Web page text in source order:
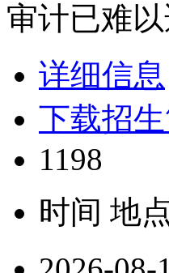
审计已难
详细信息
下载招
1198
时间 地点